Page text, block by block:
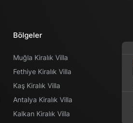
Bölgeler
Muğla Kiralık Villa
Fethiye Kiralık Villa
Kaş Kiralık Villa
Antalya Kiralık Villa
Kalkan Kiralık Villa